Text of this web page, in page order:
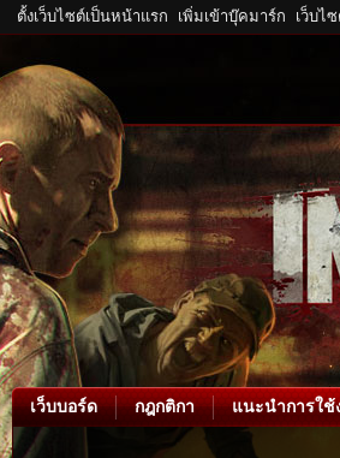
ตั้งเว็บไซต์เป็นหน้าแรก เพิ่มเข้าบุ๊คมาร์ก เว็บไ
เว็บบอร์ด กฎกติกา แนะนำการใช้